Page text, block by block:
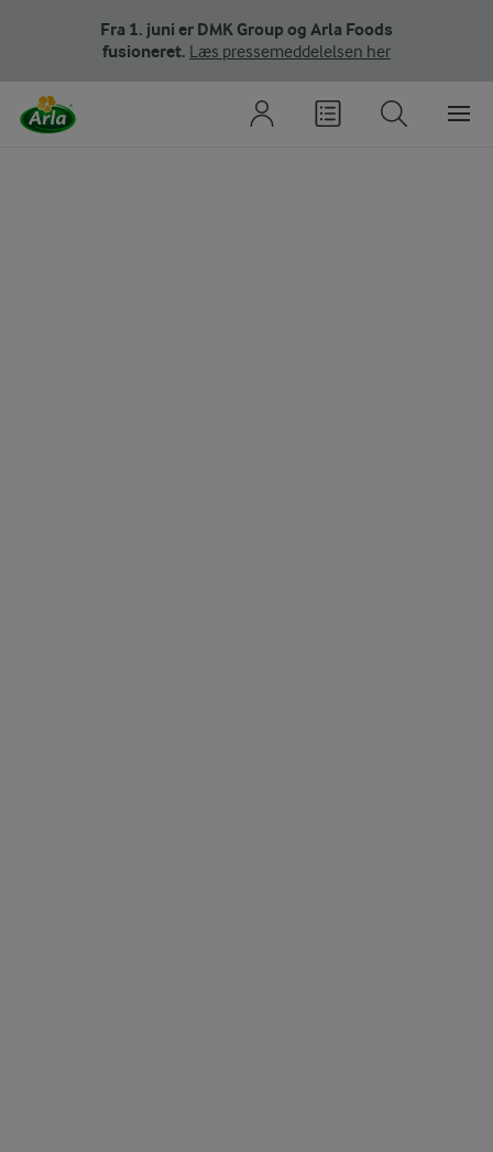
Fra 1. juni er DMK Group og Arla Foods
fusioneret. Læs pressemeddelelsen her